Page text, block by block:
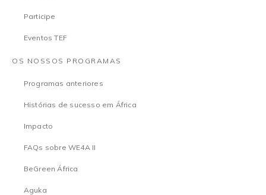
Participe
Eventos TEF
OS NOSSOS PROGRAMAS
Programas anteriores
Histórias de sucesso em África
Impacto
FAQs sobre WE4A II
BeGreen África
Aguka